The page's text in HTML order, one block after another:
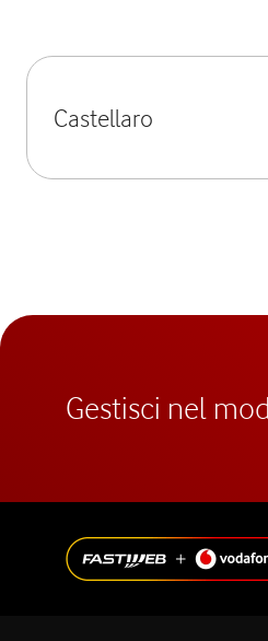
Castellaro
Gestisci nel